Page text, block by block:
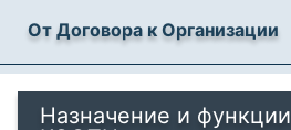
От Договора к Организации
Назначение и функции